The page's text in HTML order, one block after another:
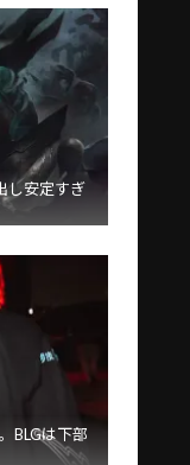
し安定すぎ
BLGは下部